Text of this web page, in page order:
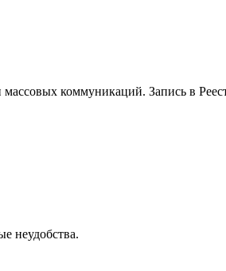
коммуникаций. Запись в
неудобства.